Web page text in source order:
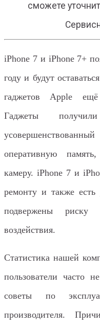
сможете
iPhone 7 и iPhone 7+
году и будут
гаджетов Apple
Гаджеты
оперативную
камеру. iPhone 7 и
ремонту и также есть
подвержены риску
воздействия.
Статистика нашей
пользователи часто
советы по
производителя.